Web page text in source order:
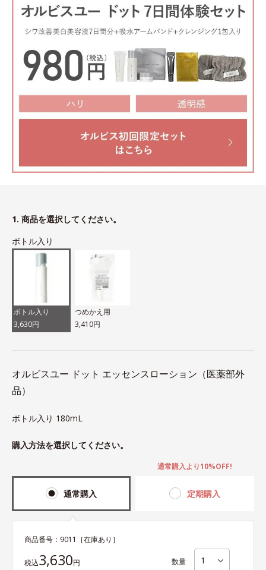
1. 商品を選択してください。
ボトル入り
ボトル入り
3,630円
つめかえ用
3,410円
オルビスユー ドット エッセンスローション（医薬部外
品）
ボトル入り 180mL
購入方法を選択してください。
通常購入 定期購入
通常購入より10%OFF!
商品番号： 9011 ［在庫あり］
税込3,630円 数量